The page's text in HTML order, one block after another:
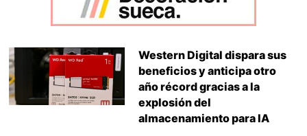
Western Digital dispara sus
beneficios y anticipa otro
año récord gracias a la
explosión del
almacenamiento para IA